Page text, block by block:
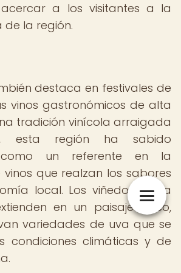
a los visitantes a la
la región.
destaca en festivales de
vinos gastronómicos de alta
tradición vinícola arraigada
esta región ha sabido
como un referente en la
que realzan los sabores
local. Los viñedos de la
en un paisaje único,
variedades de uva que se
condiciones climáticas y de